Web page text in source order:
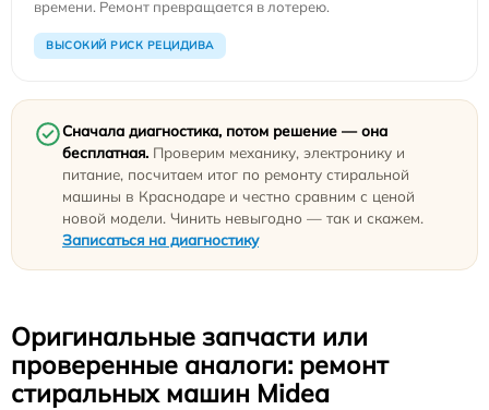
времени. Ремонт превращается в лотерею.
ВЫСОКИЙ РИСК РЕЦИДИВА
Сначала диагностика, потом решение — она
бесплатная. Проверим механику, электронику и
питание, посчитаем итог по ремонту стиральной
машины в Краснодаре и честно сравним с ценой
новой модели. Чинить невыгодно — так и скажем.
Записаться на диагностику
Оригинальные запчасти или
проверенные аналоги: ремонт
стиральных машин Midea